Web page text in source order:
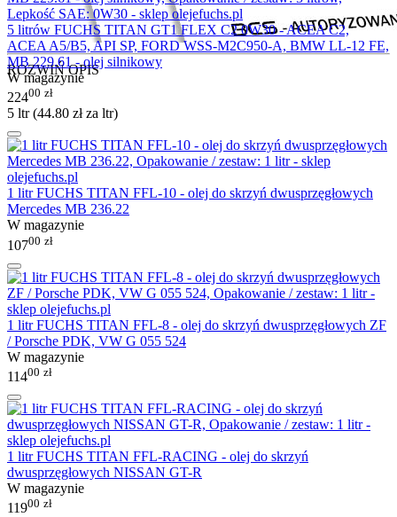
ROZWIŃ OPIS
5 litrów FUCHS TITAN GT1 FLEX C2 0W30 - ACEA C2,
ACEA A5/B5, API SP, FORD WSS-M2C950-A, BMW LL-12 FE,
MB 229.61 - olej silnikowy
W magazynie
22400 zł
5 ltr (44.80 złza ltr)
1 litr FUCHS TITAN FFL-10 - olej do skrzyń dwusprzęgłowych
Mercedes MB 236.22
W magazynie
10700 zł
1 litr FUCHS TITAN FFL-8 - olej do skrzyń dwusprzęgłowych ZF
/ Porsche PDK, VW G 055 524
W magazynie
11400 zł
1 litr FUCHS TITAN FFL-RACING - olej do skrzyń
dwusprzęgłowych NISSAN GT-R
W magazynie
11900 zł